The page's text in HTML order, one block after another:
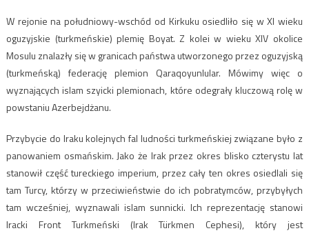
W rejonie na południowy-wschód od Kirkuku osiedliło się w XI wieku
oguzyjskie (turkmeńskie) plemię Boyat. Z kolei w wieku XIV okolice
Mosulu znalazły się w granicach państwa utworzonego przez oguzyjską
(turkmeńską) federację plemion Qaraqoyunlular. Mówimy więc o
wyznających islam szyicki plemionach, które odegrały kluczową rolę w
powstaniu Azerbejdżanu.
Przybycie do Iraku kolejnych fal ludności turkmeńskiej związane było z
panowaniem osmańskim. Jako że Irak przez okres blisko czterystu lat
stanowił część tureckiego imperium, przez cały ten okres osiedlali się
tam Turcy, którzy w przeciwieństwie do ich pobratymców, przybyłych
tam wcześniej, wyznawali islam sunnicki. Ich reprezentację stanowi
Iracki Front Turkmeński (Irak Türkmen Cephesi), który jest